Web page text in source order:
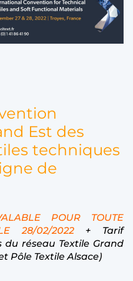
Est des
techniques
de
POUR TOUTE
28/02/2022
+ Tarif
réseau Textile Grand
Pôle Textile Alsace)